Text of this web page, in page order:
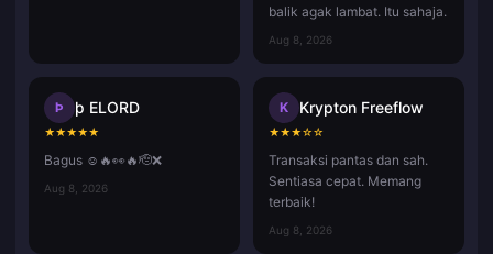
balik agak lambat. Itu sahaja.
Aug 8, 2026
Þ þ ELORD
★★★★★
Bagus ☺️🔥👀🔥🫡❌
Aug 8, 2026
K Krypton Freeflow
★★★☆☆
Transaksi pantas dan sah.
Sentiasa cepat. Memang
terbaik!
Aug 8, 2026